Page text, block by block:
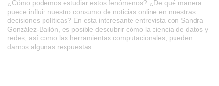
¿Cómo podemos estudiar estos fenómenos? ¿De qué manera
puede influir nuestro consumo de noticias online en nuestras
decisiones políticas? En esta interesante entrevista con Sandra
González-Bailón, es posible descubrir cómo la ciencia de datos y
redes, así como las herramientas computacionales, pueden
darnos algunas respuestas.